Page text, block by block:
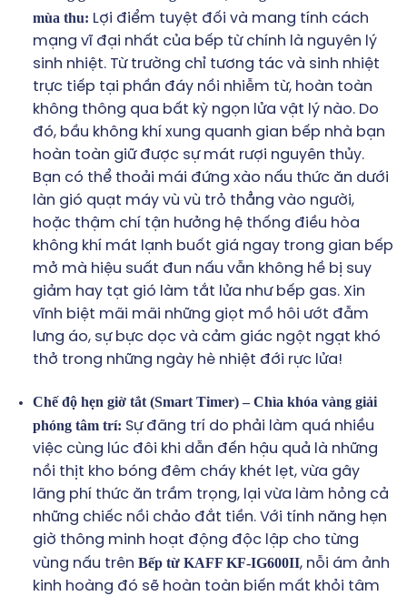
mùa thu: Lợi điểm tuyệt đối và mang tính cách
mạng vĩ đại nhất của bếp từ chính là nguyên lý
sinh nhiệt. Từ trường chỉ tương tác và sinh nhiệt
trực tiếp tại phần đáy nồi nhiễm từ, hoàn toàn
không thông qua bất kỳ ngọn lửa vật lý nào. Do
đó, bầu không khí xung quanh gian bếp nhà bạn
hoàn toàn giữ được sự mát rượi nguyên thủy.
Bạn có thể thoải mái đứng xào nấu thức ăn dưới
làn gió quạt máy vù vù trỏ thẳng vào người,
hoặc thậm chí tận hưởng hệ thống điều hòa
không khí mát lạnh buốt giá ngay trong gian bếp
mở mà hiệu suất đun nấu vẫn không hề bị suy
giảm hay tạt gió làm tắt lửa như bếp gas. Xin
vĩnh biệt mãi mãi những giọt mồ hôi ướt đẫm
lưng áo, sự bực dọc và cảm giác ngột ngạt khó
thở trong những ngày hè nhiệt đới rực lửa!
Chế độ hẹn giờ tắt (Smart Timer) – Chìa khóa vàng giải
phóng tâm trí: Sự đãng trí do phải làm quá nhiều
việc cùng lúc đôi khi dẫn đến hậu quả là những
nồi thịt kho bóng đêm cháy khét lẹt, vừa gây
lãng phí thức ăn trầm trọng, lại vừa làm hỏng cả
những chiếc nồi chảo đắt tiền. Với tính năng hẹn
giờ thông minh hoạt động độc lập cho từng
vùng nấu trên Bếp từ KAFF KF-IG600II, nỗi ám ảnh
kinh hoàng đó sẽ hoàn toàn biến mất khỏi tâm